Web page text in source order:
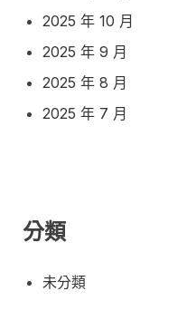
2025 年 10 月
2025 年 9 月
2025 年 8 月
2025 年 7 月
分類
未分類